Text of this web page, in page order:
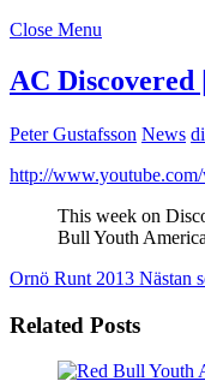
Close Menu
AC Discovered
Peter Gustafsson News
http://
This week on
Bull Youth
Ornö Runt 2013 Nästan
Related Posts